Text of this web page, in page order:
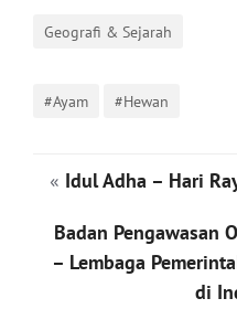
Geografi & Sejarah
#Ayam #Hewan
« Idul Adha – Hari
Badan Pengawasan
– Lembaga
di